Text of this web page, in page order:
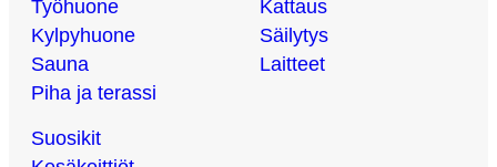
Työhuone
Kylpyhuone
Sauna
Piha ja terassi
Kattaus
Säilytys
Laitteet
Suosikit